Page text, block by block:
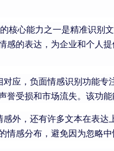
核心能力之一是精准识别
感的表达，为企业和个人
对应，负面情感识别功能
誉受损和市场流失。该功
感外，还有许多文本在表
情感分布，避免因为忽略